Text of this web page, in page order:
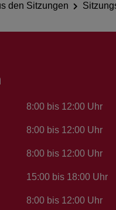
den Sitzungen
8:00 bis 12:00 Uhr
8:00 bis 12:00 Uhr
8:00 bis 12:00 Uhr
15:00 bis 18:00 Uhr
8:00 bis 12:00 Uhr